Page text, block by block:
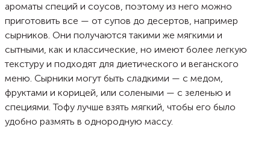
ароматы специй и соусов, поэтому из него можно
приготовить все — от супов до десертов, например
сырников. Они получаются такими же мягкими и
сытными, как и классические, но имеют более легкую
текстуру и подходят для диетического и веганского
меню. Сырники могут быть сладкими — с медом,
фруктами и корицей, или солеными — с зеленью и
специями. Тофу лучше взять мягкий, чтобы его было
удобно размять в однородную массу.